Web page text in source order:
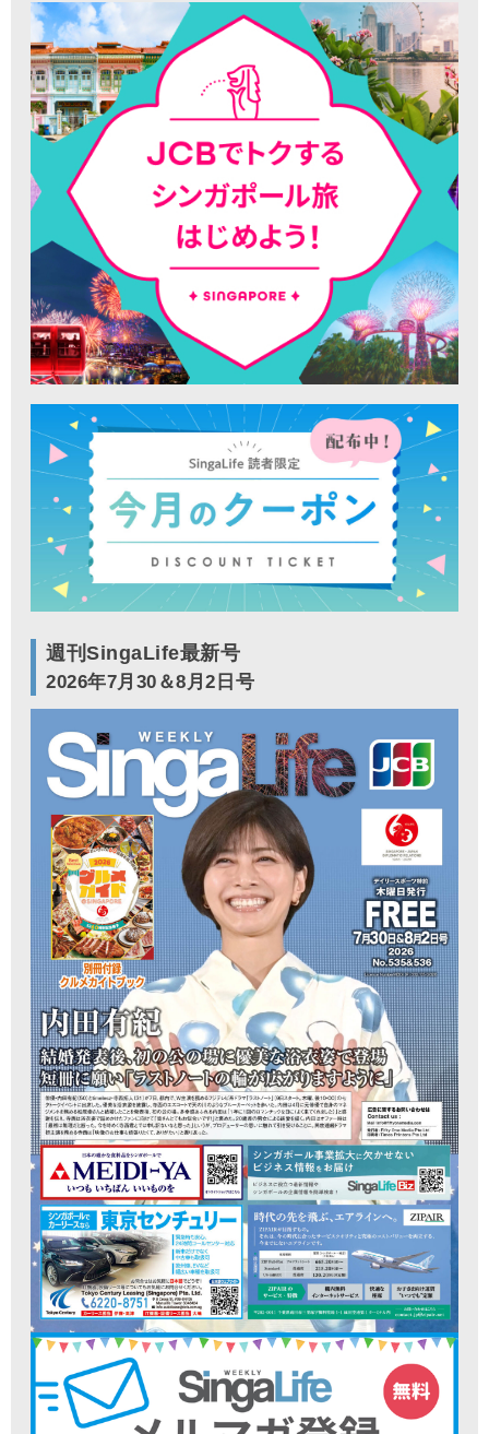
週刊SingaLife最新号
2026年7月30＆8月2日号